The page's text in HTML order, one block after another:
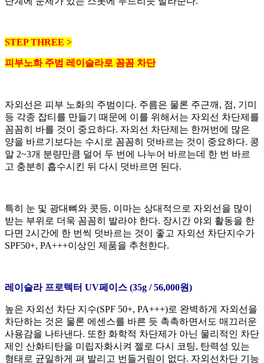
STEP THREE >
피부노화 주범 레이슬라로 꼼꼼 차단
자외선은 피부 노화의 주범이다. 주름은 물론 주근깨, 점, 기미
등 각종 잡티를 만들기 때문에 이를 위해서는 자외선 차단제를
꼼꼼히 바를 것이 중요하다. 자외선 차단제는 한꺼번에 많은
양을 바르기보다는 수시로 꼼꼼히 덧바르는 것이 중요하다. 콩
알 2~3개 분량만큼 덜어 두 번에 나누어 바르는데 한 번 바르
고 충분히 흡수시킨 뒤 다시 덧바르면 된다.
특히 눈 및 광대뼈와 콧등, 이마는 상대적으로 자외선을 많이
받는 부위로 더욱 꼼꼼히 발라야 한다. 장시간 야외 활동을 한
다면 2시간에 한 번씩 덧바르는 것이 좋고 자외선 차단지수가
SPF50+, PA+++이상인 제품을 추천한다.
레이슬라 프로텍터 UV페이스 (35g / 56,000원)
높은 자외선 차단 지수(SPF 50+, PA+++)로 완벽하게 자외선을
차단하는 것은 물론 에센스를 바른 듯 촉촉하면서도 매끄러운
사용감을 나타낸다. 또한 화학적 차단제가 아닌 물리적인 차단
제인 산화티탄을 미립자화시켜 젤로 다시 코팅, 탄력성 있는
형태로 균일하게 펴 발리고 번들거림이 없다. 자외선차단 기능